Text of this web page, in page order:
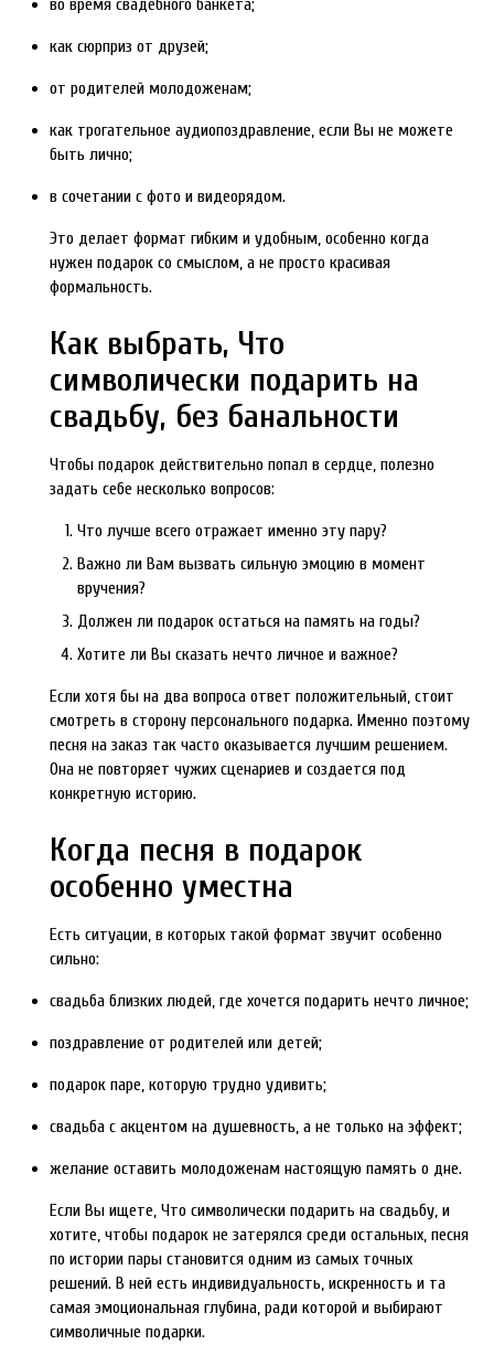
во время свадебного банкета;
как сюрприз от друзей;
от родителей молодоженам;
как трогательное аудиопоздравление, если Вы не можете
быть лично;
в сочетании с фото и видеорядом.
Это делает формат гибким и удобным, особенно когда
нужен подарок со смыслом, а не просто красивая
формальность.
Как выбрать, Что
символически подарить на
свадьбу, без банальности
Чтобы подарок действительно попал в сердце, полезно
задать себе несколько вопросов:
Что лучше всего отражает именно эту пару?
Важно ли Вам вызвать сильную эмоцию в момент
вручения?
Должен ли подарок остаться на память на годы?
Хотите ли Вы сказать нечто личное и важное?
Если хотя бы на два вопроса ответ положительный, стоит
смотреть в сторону персонального подарка. Именно поэтому
песня на заказ так часто оказывается лучшим решением.
Она не повторяет чужих сценариев и создается под
конкретную историю.
Когда песня в подарок
особенно уместна
Есть ситуации, в которых такой формат звучит особенно
сильно:
свадьба близких людей, где хочется подарить нечто личное;
поздравление от родителей или детей;
подарок паре, которую трудно удивить;
свадьба с акцентом на душевность, а не только на эффект;
желание оставить молодоженам настоящую память о дне.
Если Вы ищете, Что символически подарить на свадьбу, и
хотите, чтобы подарок не затерялся среди остальных, песня
по истории пары становится одним из самых точных
решений. В ней есть индивидуальность, искренность и та
самая эмоциональная глубина, ради которой и выбирают
символичные подарки.